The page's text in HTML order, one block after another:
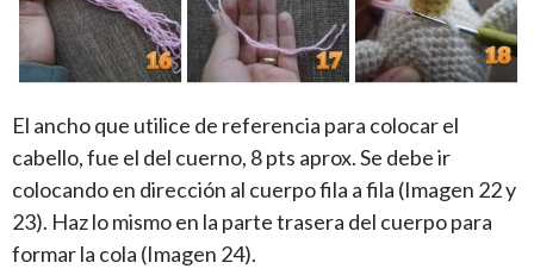
El ancho que utilice de referencia para colocar el
cabello, fue el del cuerno, 8 pts aprox. Se debe ir
colocando en dirección al cuerpo fila a fila (Imagen 22 y
23). Haz lo mismo en la parte trasera del cuerpo para
formar la cola (Imagen 24).